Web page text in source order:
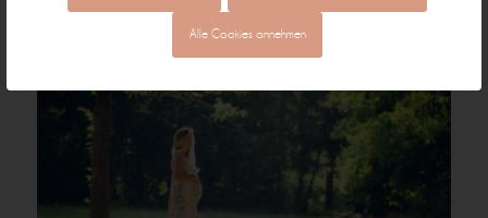
Alle Cookies annehmen